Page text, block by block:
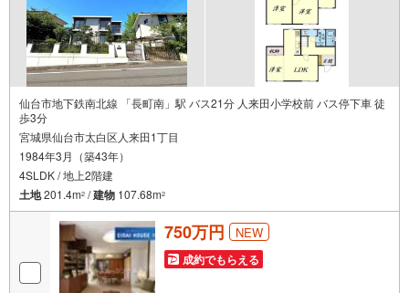
仙台市地下鉄南北線 「長町南」駅 バス21分 人来田小学校前 バス停下車 徒
歩3分
宮城県仙台市太白区人来田1丁目
1984年3月（築43年）
4SLDK / 地上2階建
土地201.4m2 /建物 107.68m2
750万円 NEW
成約でもらえる